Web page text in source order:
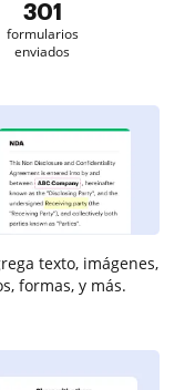
301
formularios
enviados
texto, imágenes,
formas, y más.